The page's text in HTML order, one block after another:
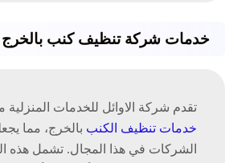
خدمات شركة تنظيف كنب بالخرج
تقدم شركة الاوائل للخدمات
خدمات تنظيف الكنب بالخرج، مما
الشركات في هذا المجال. تشمل هذه